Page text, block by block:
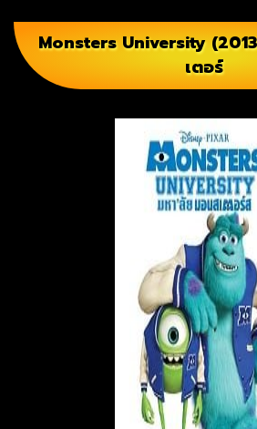
Monsters University
เตอร์